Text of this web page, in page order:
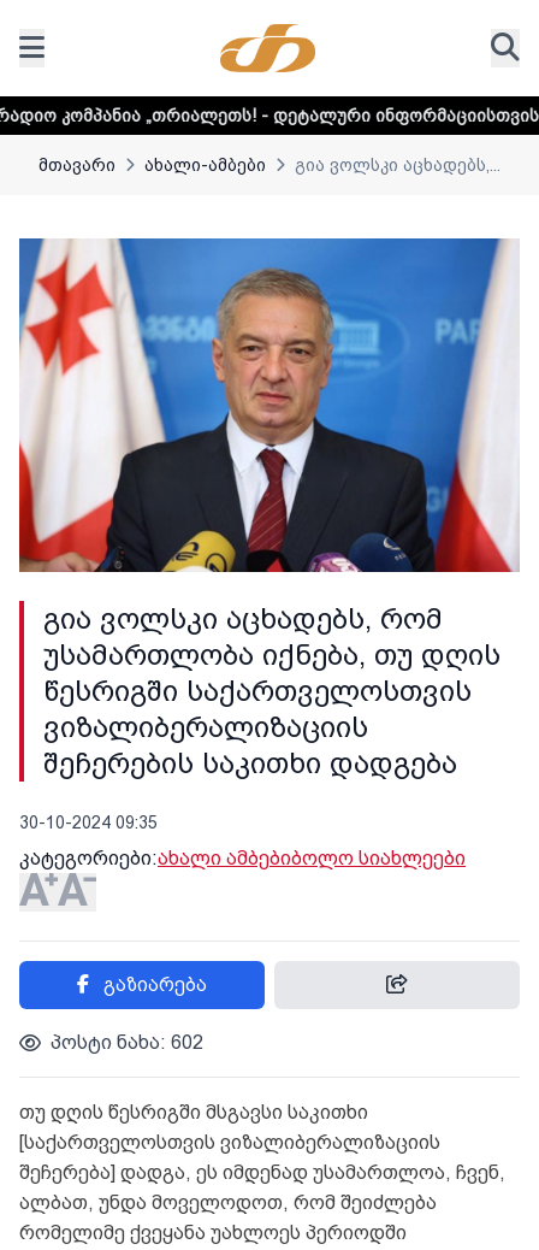
- დეტალური ინფორმაციისთვის დააკლიკეთ
მთავარი ახალი-ამბები გია ვოლსკი აცხადებს,...
გია ვოლსკი აცხადებს, რომ
უსამართლობა იქნება, თუ დღის
წესრიგში საქართველოსთვის
ვიზალიბერალიზაციის
შეჩერების საკითხი დადგება
30-10-2024 09:35
კატეგორიები:ახალი ამბებიბოლო სიახლეები
გაზიარება
პოსტი ნახა: 602
თუ დღის წესრიგში მსგავსი საკითხი
[საქართველოსთვის ვიზალიბერალიზაციის
შეჩერება] დადგა, ეს იმდენად უსამართლოა, ჩვენ,
ალბათ, უნდა მოველოდოთ, რომ შეიძლება
რომელიმე ქვეყანა უახლოეს პერიოდში